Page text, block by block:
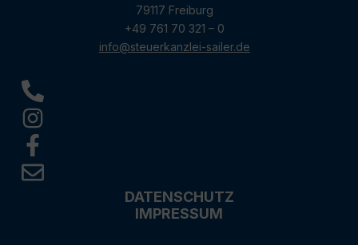
79117 Freiburg
+49 761 70 321 – 0
info@steuerkanzlei-sailer.de
DATENSCHUTZ
IMPRESSUM